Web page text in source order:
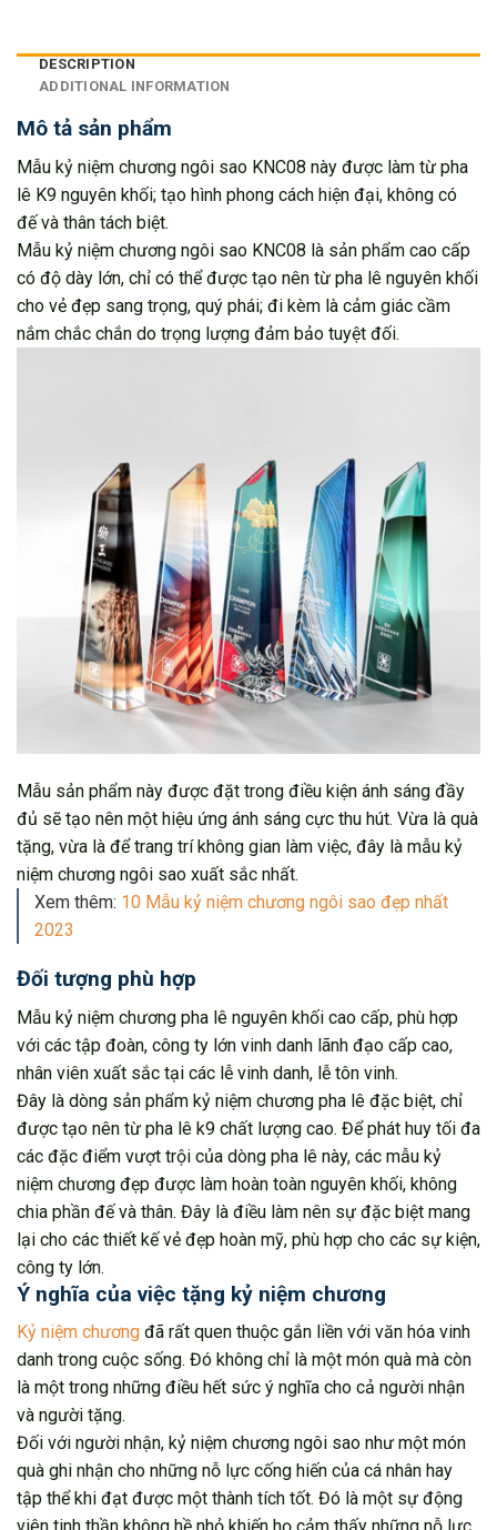
DESCRIPTION
ADDITIONAL INFORMATION
Mô tả sản phẩm
Mẫu kỷ niệm chương ngôi sao KNC08 này được làm từ pha
lê K9 nguyên khối; tạo hình phong cách hiện đại, không có
đế và thân tách biệt.
Mẫu kỷ niệm chương ngôi sao KNC08 là sản phẩm cao cấp
có độ dày lớn, chỉ có thể được tạo nên từ pha lê nguyên khối
cho vẻ đẹp sang trọng, quý phái; đi kèm là cảm giác cầm
nắm chắc chắn do trọng lượng đảm bảo tuyệt đối.
Mẫu sản phẩm này được đặt trong điều kiện ánh sáng đầy
đủ sẽ tạo nên một hiệu ứng ánh sáng cực thu hút. Vừa là quà
tặng, vừa là để trang trí không gian làm việc, đây là mẫu kỷ
niệm chương ngôi sao xuất sắc nhất.
Xem thêm: 10 Mẫu kỷ niệm chương ngôi sao đẹp nhất
2023
Đối tượng phù hợp
Mẫu kỷ niệm chương pha lê nguyên khối cao cấp, phù hợp
với các tập đoàn, công ty lớn vinh danh lãnh đạo cấp cao,
nhân viên xuất sắc tại các lễ vinh danh, lễ tôn vinh.
Đây là dòng sản phẩm kỷ niệm chương pha lê đặc biệt, chỉ
được tạo nên từ pha lê k9 chất lượng cao. Để phát huy tối đa
các đặc điểm vượt trội của dòng pha lê này, các mẫu kỷ
niệm chương đẹp được làm hoàn toàn nguyên khối, không
chia phần đế và thân. Đây là điều làm nên sự đặc biệt mang
lại cho các thiết kế vẻ đẹp hoàn mỹ, phù hợp cho các sự kiện,
công ty lớn.
Ý nghĩa của việc tặng kỷ niệm chương
Kỷ niệm chương đã rất quen thuộc gắn liền với văn hóa vinh
danh trong cuộc sống. Đó không chỉ là một món quà mà còn
là một trong những điều hết sức ý nghĩa cho cả người nhận
và người tặng.
Đối với người nhận, kỷ niệm chương ngôi sao như một món
quà ghi nhận cho những nỗ lực cống hiến của cá nhân hay
tập thể khi đạt được một thành tích tốt. Đó là một sự động